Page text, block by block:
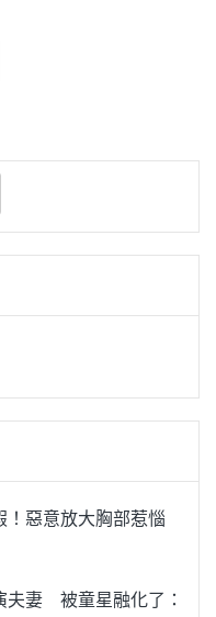
！惡意放大胸部惹惱
夫妻 被童星融化了：